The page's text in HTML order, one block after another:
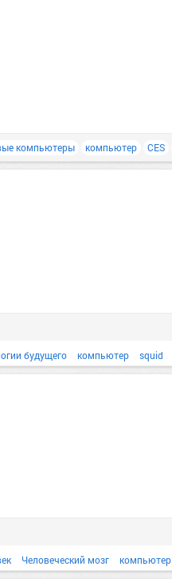
компьютеры компьютер CES
будущего компьютер squid
Человеческий мозг компьютер